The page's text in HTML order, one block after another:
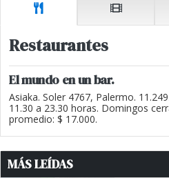
Restaurantes
El mundo en un bar.
Asiaka. Soler 4767, Palermo.
11.30 a 23.30 horas. Domingos
promedio: $ 17.000.
MÁS LEÍDAS